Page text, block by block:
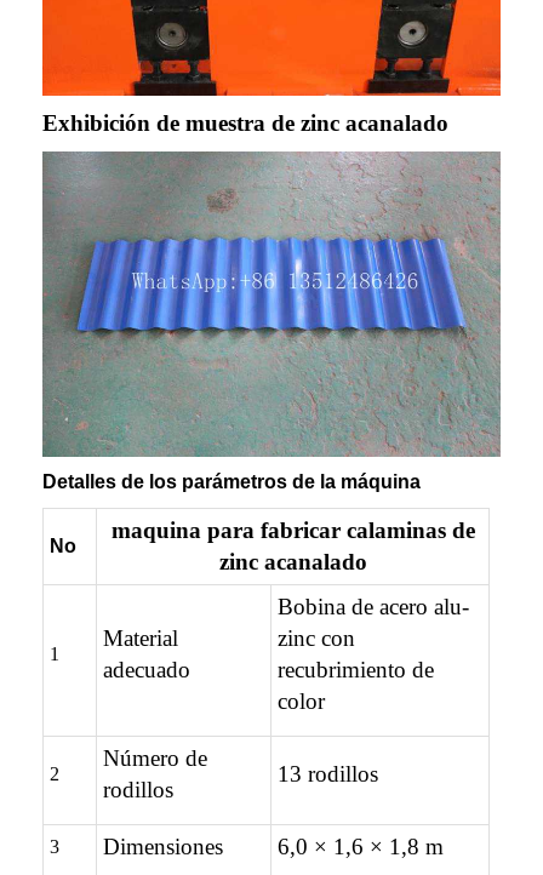
Exhibición de muestra de zinc acanalado
Detalles de los parámetros de la máquina
No
maquina para fabricar calaminas de
zinc acanalado
1
Material
adecuado
Bobina de acero alu-
zinc con
recubrimiento de
color
2
Número de
rodillos
13 rodillos
3 Dimensiones 6,0 × 1,6 × 1,8 m